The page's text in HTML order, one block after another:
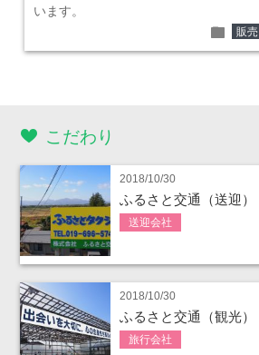
います。
folder 販売
こだわり
2018/10/30
ふるさと交通（送迎）
送迎会社
2018/10/30
ふるさと交通（観光）
旅行会社